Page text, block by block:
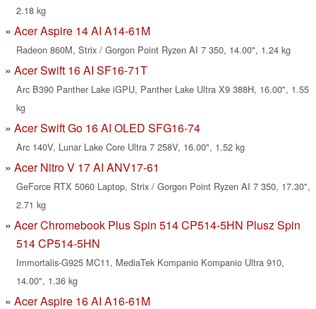
2.18 kg
Acer Aspire 14 AI A14-61M
Radeon 860M, Strix / Gorgon Point Ryzen AI 7 350, 14.00", 1.24 kg
Acer Swift 16 AI SF16-71T
Arc B390 Panther Lake iGPU, Panther Lake Ultra X9 388H, 16.00", 1.55
kg
Acer Swift Go 16 AI OLED SFG16-74
Arc 140V, Lunar Lake Core Ultra 7 258V, 16.00", 1.52 kg
Acer Nitro V 17 AI ANV17-61
GeForce RTX 5060 Laptop, Strix / Gorgon Point Ryzen AI 7 350, 17.30",
2.71 kg
Acer Chromebook Plus Spin 514 CP514-5HN Plusz Spin
514 CP514-5HN
Immortalis-G925 MC11, MediaTek Kompanio Kompanio Ultra 910,
14.00", 1.36 kg
Acer Aspire 16 AI A16-61M